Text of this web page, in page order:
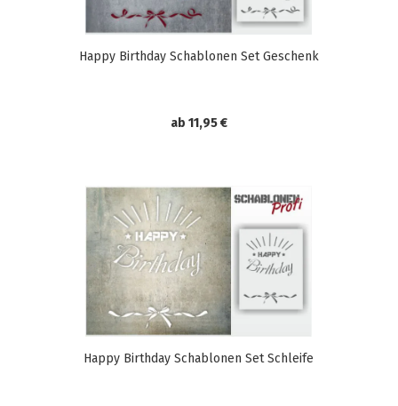
Happy Birthday Schablonen Set Geschenk
ab 11,95 €
Happy Birthday Schablonen Set Schleife